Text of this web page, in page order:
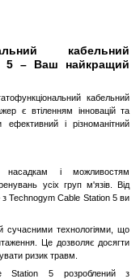
швидко
знижки
Station 5 – Ваш